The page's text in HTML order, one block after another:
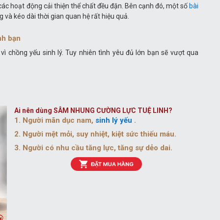
hoạt động cải thiện thể chất đều đặn. Bên cạnh đó, một số bài
kéo dài thời gian quan hệ rất hiệu quả.
bạn
chồng yếu sinh lý. Tuy nhiên tình yêu đủ lớn bạn sẽ vượt qua
Ai nên dùng SÂM NHUNG CƯỜNG LỰC TUỆ LINH?
1. Người mãn dục nam, sinh lý yếu .
2. Người mệt mỏi, suy nhiệt, kiệt sức thiếu máu.
3. Người có nhu cầu tăng lực, tăng sự dẻo dai.